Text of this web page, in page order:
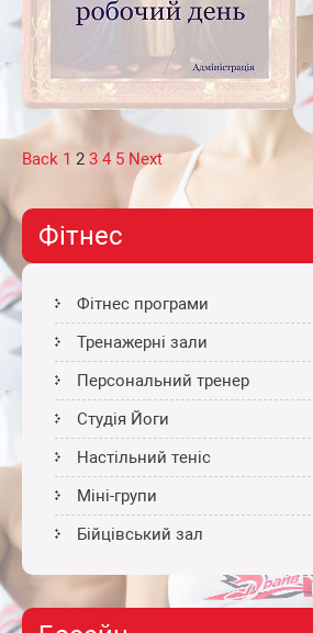
Навигация
записям
Back 1 2 3 4 5 Next
Фітнес
Фітнес програми
Тренажерні зали
Персональний тренер
Студія Йоги
Настільний теніс
Міні-групи
Бійцівський зал